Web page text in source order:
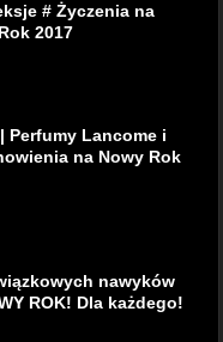
# Życzenia na
2017
Perfumy Lancome i
na Nowy Rok
nawyków
ROK! Dla każdego!